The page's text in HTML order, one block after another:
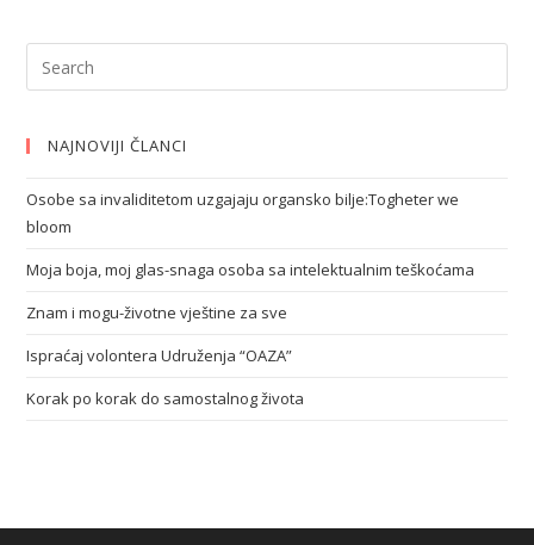
NAJNOVIJI ČLANCI
Osobe sa invaliditetom uzgajaju organsko bilje:Togheter we
bloom
Moja boja, moj glas-snaga osoba sa intelektualnim teškoćama
Znam i mogu-životne vještine za sve
Ispraćaj volontera Udruženja “OAZA”
Korak po korak do samostalnog života